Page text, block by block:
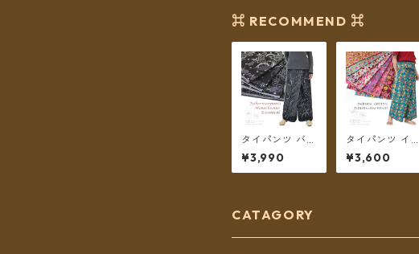
⌘ RECOMMEND ⌘
タイパンツ バリ
バティック柄 モ
ノトーン ボタニ
カル 3タイプ リ
無料】
¥3,990
タイパンツ イン
ド綿 インド更紗
no.9 花柄プリン
トいろいろ 4タ
¥3,600
CATAGORY